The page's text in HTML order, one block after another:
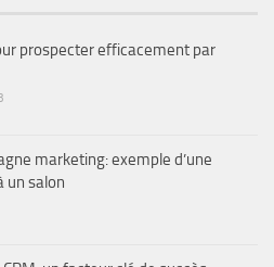
prospecter efficacement par
marketing: exemple d’une
un salon